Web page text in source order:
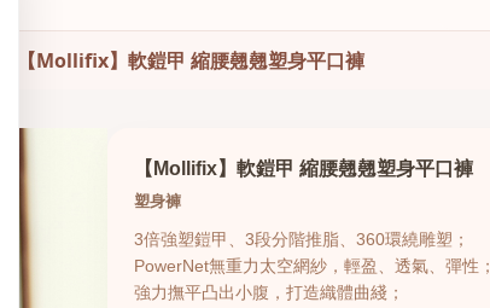
【Mollifix】軟鎧甲 縮腰翹翹塑身平口褲
【Mollifix】軟鎧甲 縮腰翹翹塑身平口褲
塑身褲
3倍強塑鎧甲、3段分階推脂、360環繞雕塑；
PowerNet無重力太空網紗，輕盈、透氣、彈性；
強力撫平凸出小腹，打造織體曲綫；